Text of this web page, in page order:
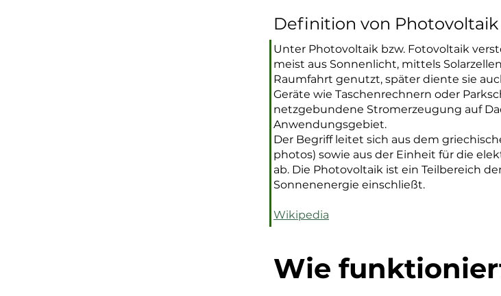
Definition von
Unter Photovoltaik bzw. Fotovoltaik
meist aus Sonnenlicht, mittels Solarzellen
Raumfahrt genutzt, später diente sie
Geräte wie Taschenrechnern oder
netzgebundene Stromerzeugung auf
Anwendungsgebiet.
Der Begriff leitet sich aus dem
photos) sowie aus der Einheit für die
ab. Die Photovoltaik ist ein Teilbereich
Sonnenenergie einschließt.
Wikipedia
Wie